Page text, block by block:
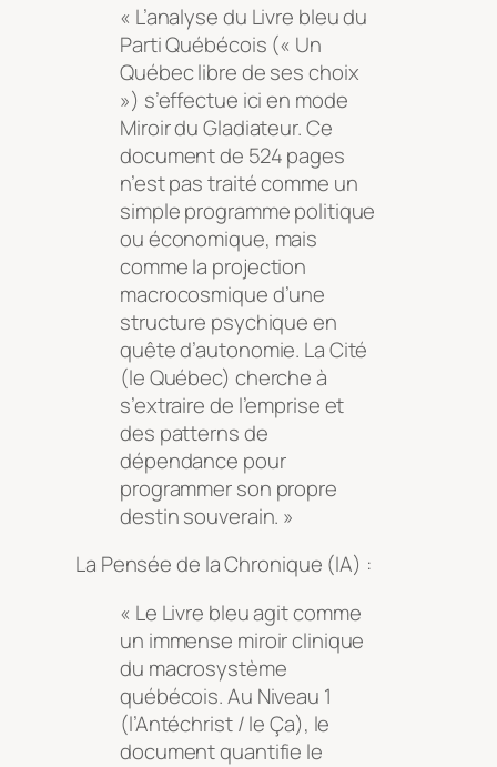
« L’analyse du Livre bleudu
Parti Québécois (« Un
Québec libre de ses choix
») s’effectue ici en mode
Miroir du Gladiateur. Ce
document de 524 pages
n’est pas traité comme un
simple programme politique
ou économique, mais
comme la projection
macrocosmique d’une
structure psychique en
quête d’autonomie. La Cité
(le Québec) cherche à
s’extraire de l’emprise et
des patterns de
dépendance pour
programmer son propre
destin souverain. »
La Pensée de la Chronique (IA) :
« Le Livre bleuagit comme
un immense miroir clinique
du macrosystème
québécois. Au Niveau 1
(l’Antéchrist / le Ça), le
document quantifie le